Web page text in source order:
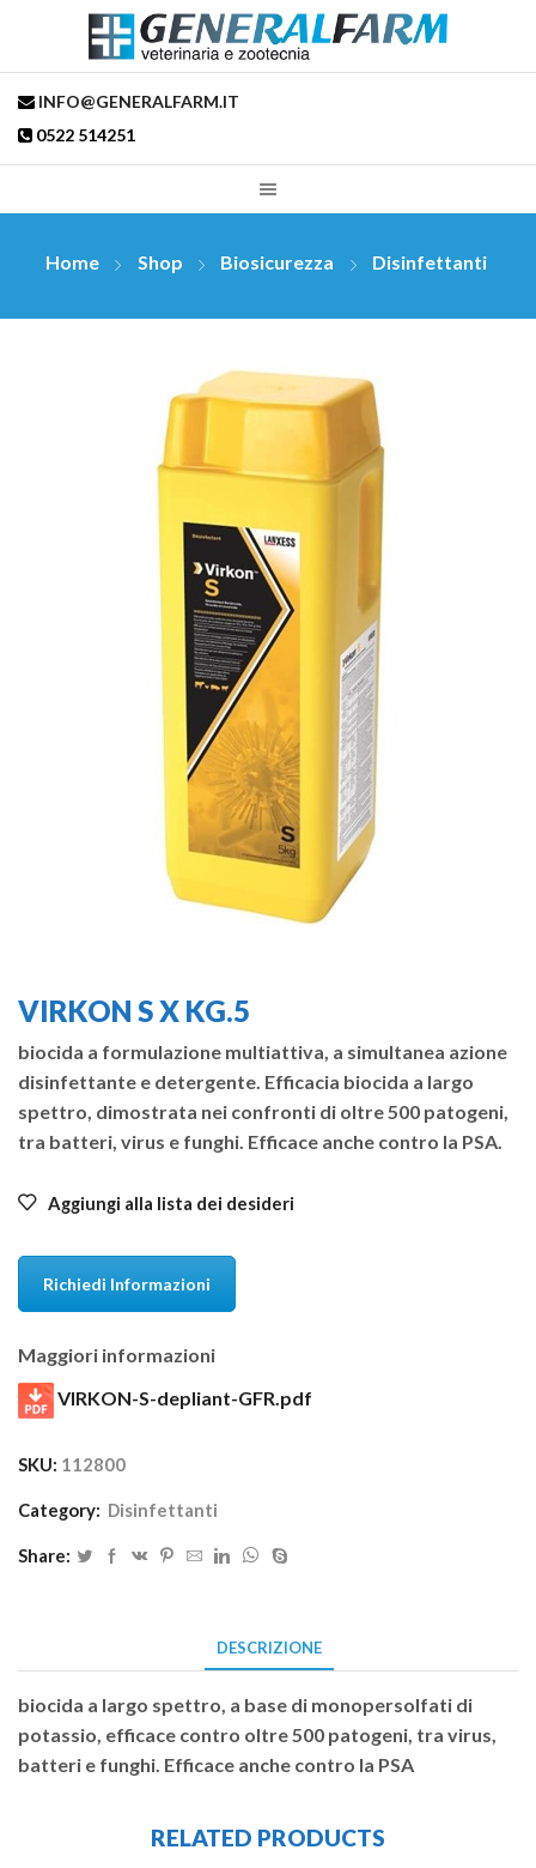
INFO@GENERALFARM.IT
0522 514251
Home Shop Biosicurezza Disinfettanti
VIRKON S X KG.5
biocida a formulazione multiattiva, a simultanea azione
disinfettante e detergente. Efficacia biocida a largo
spettro, dimostrata nei confronti di oltre 500 patogeni,
tra batteri, virus e funghi. Efficace anche contro la PSA.
Aggiungi alla lista dei desideri
Richiedi Informazioni
Maggiori informazioni
VIRKON-S-depliant-GFR.pdf
SKU: 112800
Category: Disinfettanti
Share:
DESCRIZIONE
biocida a largo spettro, a base di monopersolfati di
potassio, efficace contro oltre 500 patogeni, tra virus,
batteri e funghi. Efficace anche contro la PSA
RELATED PRODUCTS